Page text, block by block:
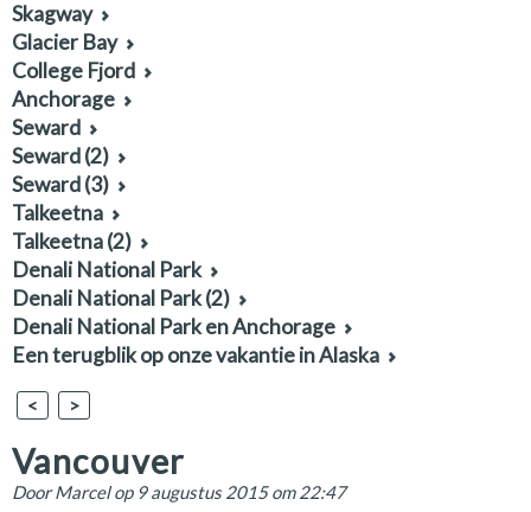
< >
Vancouver
DoorMarcel op 9 augustus 2015 om 22:47
Skagway
Glacier Bay
College Fjord
Anchorage
Seward
Seward (2)
Seward (3)
Talkeetna
Talkeetna (2)
Denali National Park
Denali National Park (2)
Denali National Park en Anchorage
Een terugblik op onze vakantie in Alaska